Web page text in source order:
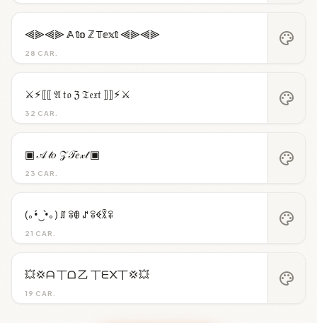
28 CAR.
⫷⫸⫷⫸ 𝔸 𝕥𝕠 ℤ 𝕋𝕖𝕩𝕥 ⫷⫸⫷⫸ palette
32 CAR.
⚔︎⚡︎⟦⟦ 𝔄 𝔱𝔬 ℨ 𝔗𝔢𝔵𝔱 ⟧⟧⚡︎⚔︎ palette
23 CAR.
▣ 𝒜 𝓉𝑜 𝒵 𝒯𝑒𝓍𝓉 ▣ palette
21 CAR.
(｡•́‿•̀｡) ꁲ ꋖꂦ ꁴ ꋖꈼꇒꋖ palette
19 CAR.
💥💢ᗩ 丅ᗝ 乙 丅ᗴ᙭丅💢💥 palette